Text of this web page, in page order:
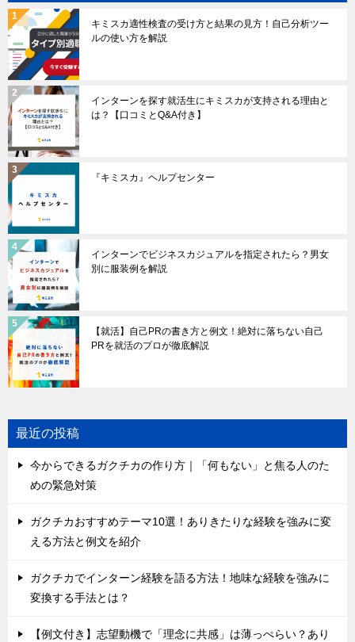
キミスカ適性検査の受け方と結果の見方！自己分析ツー
ルの使い方を解説
インターンを探す就活生にキミスカが支持される理由と
は？【口コミとQ&A付き】
『キミスカ』ヘルプセンター
インターンでビジネスカジュアルを指定されたら？男女
別に服装例を解説
【就活】自己PRの書き方と例文！絶対に落ちない自己
PRを就活のプロが徹底解説
最近の投稿
今からできるガクチカの作り方｜「何もない」と焦る人のた
めの緊急対策
ガクチカおすすめテーマ10選！ありきたりな経験を強みに変
える方法と例文を紹介
ガクチカでインターン経験を語る方法！地味な経験を強みに
変換する手法とは？
【例文付き】志望動機で「理念に共感」は薄っぺらい？あり